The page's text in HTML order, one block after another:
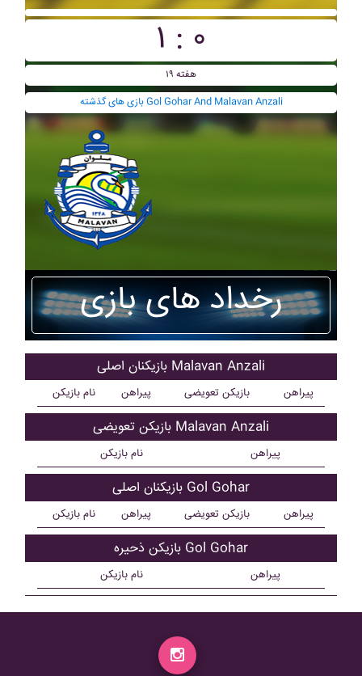
۱ : ۰
هفته ۱۹
بازی های گذشته Gol Gohar And Malavan Anzali
رخداد های بازی
بازیکنان اصلی Malavan Anzali
نام بازیکن پیراهن بازیکن تعویضی پیراهن
بازیکن تعویضی Malavan Anzali
نام بازیکن پیراهن
بازیکنان اصلی Gol Gohar
نام بازیکن پیراهن بازیکن تعویضی پیراهن
بازیکن ذحیره Gol Gohar
نام بازیکن پیراهن